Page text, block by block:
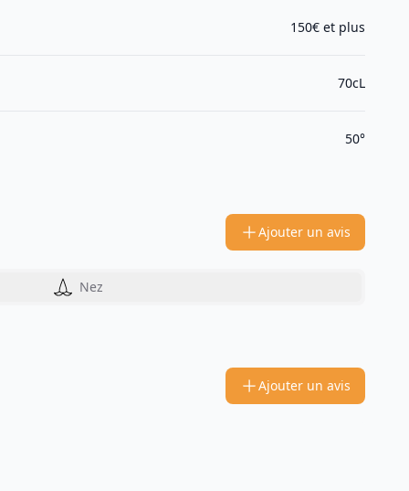
150€ et plus
70cL
50°
Ajouter un avis
Nez
Ajouter un avis